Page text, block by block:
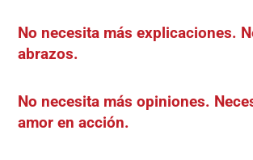
No necesita más explicaciones.
abrazos.
No necesita más opiniones.
amor en acción.